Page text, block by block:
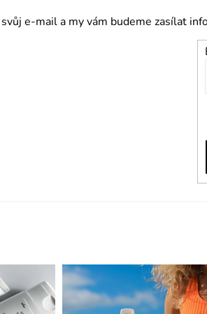
e-mail a my vám budeme zasílat